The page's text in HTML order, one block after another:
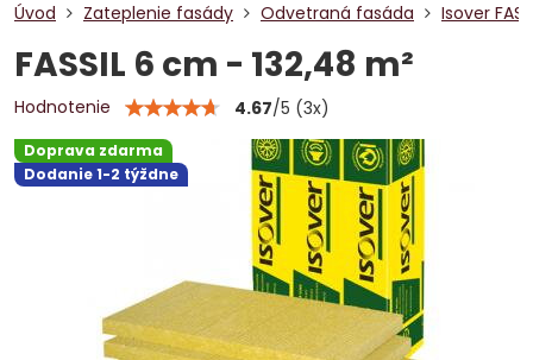
Doprava zdarma
Dodanie 1-2 týždne
Úvod Zateplenie fasády Odvetraná fasáda Isover
FASSIL 6 cm - 132,48 m²
Hodnotenie 4.67/5 (3x)